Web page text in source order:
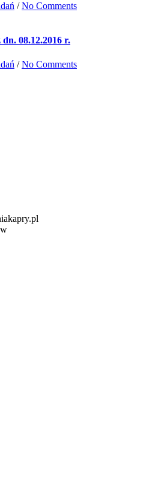
/No Comments
08.12.2016 r.
/No Comments